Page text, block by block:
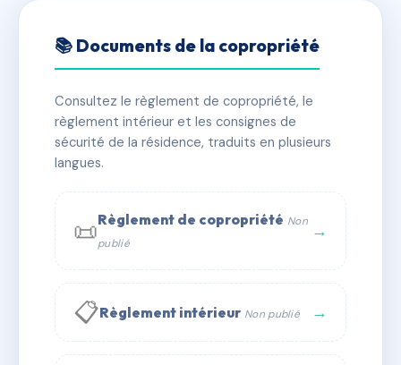
SDC IMMEUBLE LE
COLOMBIER
📍 7 r de foljuif 77140 Saint-Pierre-lès-Nemours
✓ Immatriculée 🏠 27 lots 🏗 1 bâtiment(s)
📞 Contacter Syndic Digital 💬 WhatsApp
✉ Email
📚 Documents de la copropriété
Consultez le règlement de copropriété, le
règlement intérieur et les consignes de
sécurité de la résidence, traduits en plusieurs
langues.
📜Règlement de copropriété Non
publié
→
📋Règlement intérieur Non publié →